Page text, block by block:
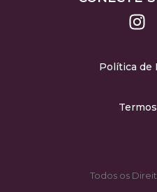
Política de
Todos os